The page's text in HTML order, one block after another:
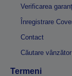
Verificarea
Înregistrare
Contact
Căutare vânzător
Termeni